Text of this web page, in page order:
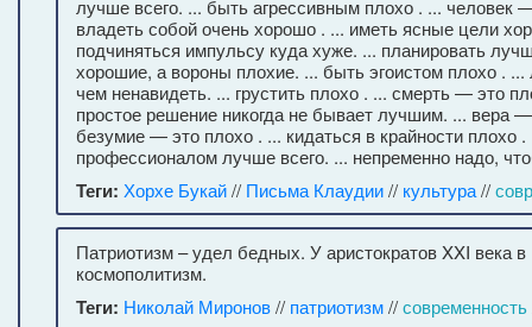
лучше всего. ... быть агрессивным плохо . ... человек
владеть собой очень хорошо . ... иметь ясные цели
подчиняться импульсу куда хуже. ... планировать
хорошие, а вороны плохие. ... быть эгоистом плохо .
чем ненавидеть. ... грустить плохо . ... смерть — это
простое решение никогда не бывает лучшим. ... вера
безумие — это плохо . ... кидаться в крайности плохо
профессионалом лучше всего. ... непременно надо,
Теги: Хорхе Букай// Письма Клаудии// культура//
Патриотизм – удел бедных. У аристократов XXI века
космополитизм.
Теги: Николай Миронов// патриотизм//современность